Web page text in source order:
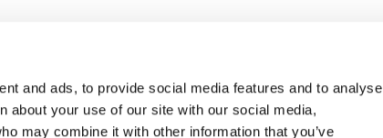
and ads, to provide social media features and to analyse
about your use of our site with our social media,
may combine it with other information that you’ve